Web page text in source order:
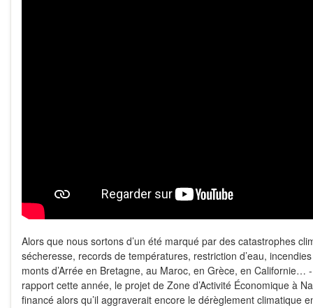
Alors que nous sortons d’un été marqué par des catastrophes
sécheresse, records de températures, restriction d’eau,
monts d’Arrée en Bretagne, au Maroc, en Grèce, en Californie…
rapport cette année, le projet de Zone d’Activité Économique à
financé alors qu’il aggraverait encore le dérèglement climatique